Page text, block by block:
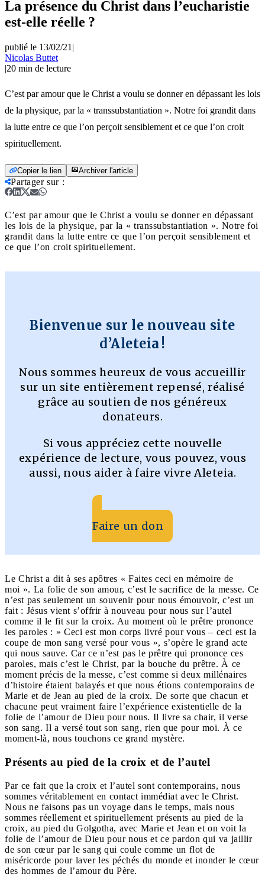
La présence du Christ dans l’eucharistie
est-elle réelle ?
publié le 13/02/21 |
Nicolas Buttet
|20 min de lecture
C’est par amour que le Christ a voulu se donner en dépassant les lois
de la physique, par la « transsubstantiation ». Notre foi grandit dans
la lutte entre ce que l’on perçoit sensiblement et ce que l’on croit
spirituellement.
Copier le lien Archiver l'article
Partager sur:
C’est par amour que le Christ a voulu se donner en dépassant
les lois de la physique, par la « transsubstantiation ». Notre foi
grandit dans la lutte entre ce que l’on perçoit sensiblement et
ce que l’on croit spirituellement.
Bienvenue sur le nouveau site
d’Aleteia !
Nous sommes heureux de vous accueillir
sur un site entièrement repensé, réalisé
grâce au soutien de nos généreux
donateurs.
Si vous appréciez cette nouvelle
expérience de lecture, vous pouvez, vous
aussi, nous aider à faire vivre Aleteia.
Faire un don
Le Christ a dit à ses apôtres « Faites ceci en mémoire de
moi ». La folie de son amour, c’est le sacrifice de la messe. Ce
n’est pas seulement un souvenir pour nous émouvoir, c’est un
fait : Jésus vient s’offrir à nouveau pour nous sur l’autel
comme il le fit sur la croix. Au moment où le prêtre prononce
les paroles : » Ceci est mon corps livré pour vous – ceci est la
coupe de mon sang versé pour vous », s’opère le grand acte
qui nous sauve. Car ce n’est pas le prêtre qui prononce ces
paroles, mais c’est le Christ, par la bouche du prêtre. À ce
moment précis de la messe, c’est comme si deux millénaires
d’histoire étaient balayés et que nous étions contemporains de
Marie et de Jean au pied de la croix. De sorte que chacun et
chacune peut vraiment faire l’expérience existentielle de la
folie de l’amour de Dieu pour nous. Il livre sa chair, il verse
son sang. Il a versé tout son sang, rien que pour moi. À ce
moment-là, nous touchons ce grand mystère.
Présents au pied de la croix et de l’autel
Par ce fait que la croix et l’autel sont contemporains, nous
sommes véritablement en contact immédiat avec le Christ.
Nous ne faisons pas un voyage dans le temps, mais nous
sommes réellement et spirituellement présents au pied de la
croix, au pied du Golgotha, avec Marie et Jean et on voit la
folie de l’amour de Dieu pour nous et ce pardon qui va jaillir
de son cœur par le sang qui coule comme un flot de
miséricorde pour laver les péchés du monde et inonder le cœur
des hommes de l’amour du Père.